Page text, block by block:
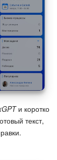
и коротко
текст,